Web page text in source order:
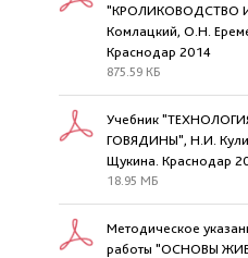
"КРОЛИКОВОДСТВО
Комлацкий, О.Н.
Краснодар 2014
875.59 КБ
Учебник
ГОВЯДИНЫ", Н.И.
Щукина. Краснодар
18.95 МБ
Методическое
работы "ОСНОВЫ